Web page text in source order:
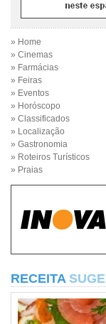
» Home
» Cinemas
» Farmácias
» Feiras
» Eventos
» Horóscopo
» Classificados
» Localização
» Gastronomia
» Roteiros Turísticos
» Praias
RECEITA